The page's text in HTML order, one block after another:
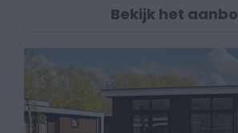
Bekijk het